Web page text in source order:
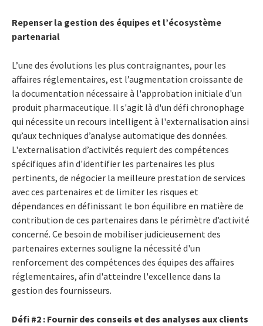
Repenser la gestion des équipes et l’écosystème
partenarial
L’une des évolutions les plus contraignantes, pour les
affaires réglementaires, est l’augmentation croissante de
la documentation nécessaire à l'approbation initiale d'un
produit pharmaceutique. Il s'agit là d'un défi chronophage
qui nécessite un recours intelligent à l'externalisation ainsi
qu’aux techniques d’analyse automatique des données.
L'externalisation d’activités requiert des compétences
spécifiques afin d'identifier les partenaires les plus
pertinents, de négocier la meilleure prestation de services
avec ces partenaires et de limiter les risques et
dépendances en définissant le bon équilibre en matière de
contribution de ces partenaires dans le périmètre d’activité
concerné. Ce besoin de mobiliser judicieusement des
partenaires externes souligne la nécessité d'un
renforcement des compétences des équipes des affaires
réglementaires, afin d'atteindre l'excellence dans la
gestion des fournisseurs.
Défi #2 : Fournir des conseils et des analyses aux clients